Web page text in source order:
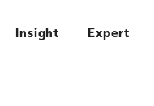
Insight Expert